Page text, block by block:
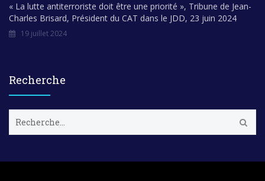
« La lutte antiterroriste doit être une priorité », Tribune de Jean-
Charles Brisard, Président du CAT dans le JDD, 23 juin 2024
19 juillet 2024
Recherche
c
e